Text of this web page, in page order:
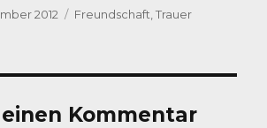
2012 Kategorien
Freundschaft ,Trauer
Kommentar